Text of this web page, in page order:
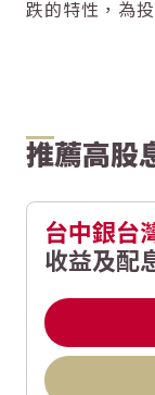
跌的特性，為
推薦高股
台中銀台
收益及配